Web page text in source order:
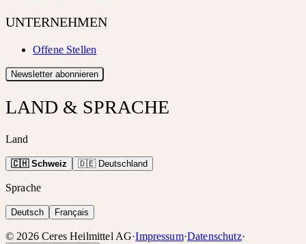
UNTERNEHMEN
Offene Stellen
Newsletter abonnieren
LAND & SPRACHE
Land
🇨🇭 Schweiz 🇩🇪 Deutschland
Sprache
Deutsch Français
© 2026 Ceres Heilmittel AG·Impressum·Datenschutz·